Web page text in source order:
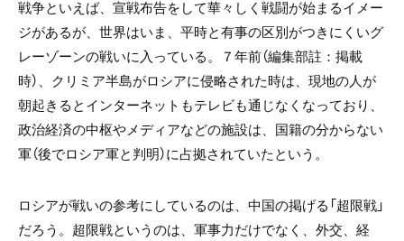
戦争といえば、宣戦布告をして華々しく戦闘が始まるイメー
ジがあるが、世界はいま、平時と有事の区別がつきにくいグ
レーゾーンの戦いに入っている。７年前（編集部註：掲載
時）、クリミア半島がロシアに侵略された時は、現地の人が
朝起きるとインターネットもテレビも通じなくなっており、
政治経済の中枢やメディアなどの施設は、国籍の分からない
軍（後でロシア軍と判明）に占拠されていたという。
ロシアが戦いの参考にしているのは、中国の掲げる「超限戦」
だろう。超限戦というのは、軍事力だけでなく、外交、経